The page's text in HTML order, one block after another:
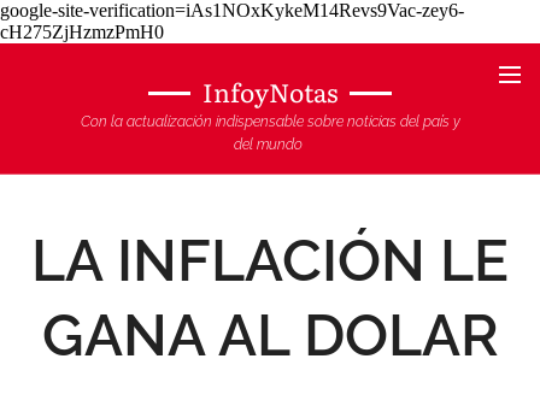
google-site-verification=iAs1NOxKykeM14Revs9Vac-zey6-
cH275ZjHzmzPmH0
InfoyNotas
Con la actualización indispensable sobre noticias del país y
del mundo
LA INFLACIÓN LE
GANA AL DOLAR